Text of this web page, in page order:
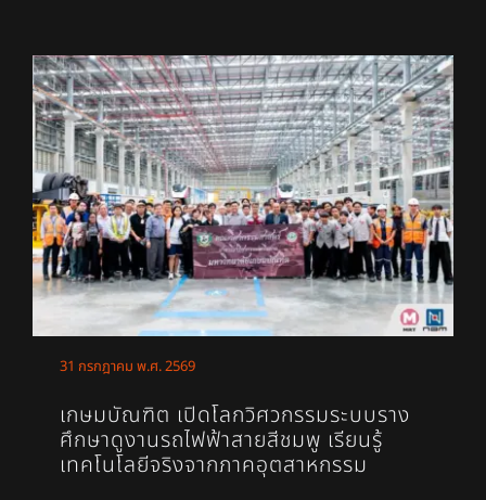
31 กรกฎาคม พ.ศ. 2569
เกษมบัณฑิต เปิดโลกวิศวกรรมระบบราง
ศึกษาดูงานรถไฟฟ้าสายสีชมพู เรียนรู้
เทคโนโลยีจริงจากภาคอุตสาหกรรม